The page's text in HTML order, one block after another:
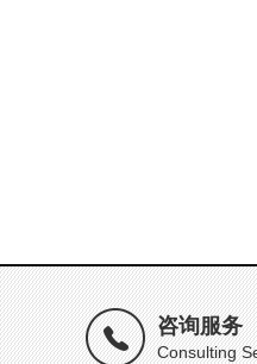
咨询服务
Consulting